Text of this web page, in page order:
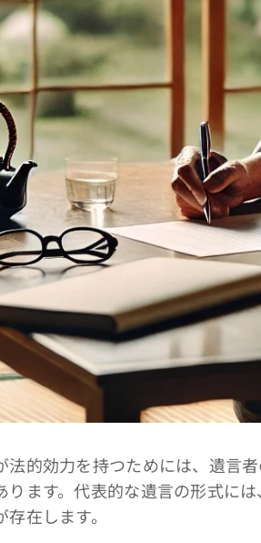
的効力を持つためには、遺言
ります。代表的な遺言の形式に
在します。